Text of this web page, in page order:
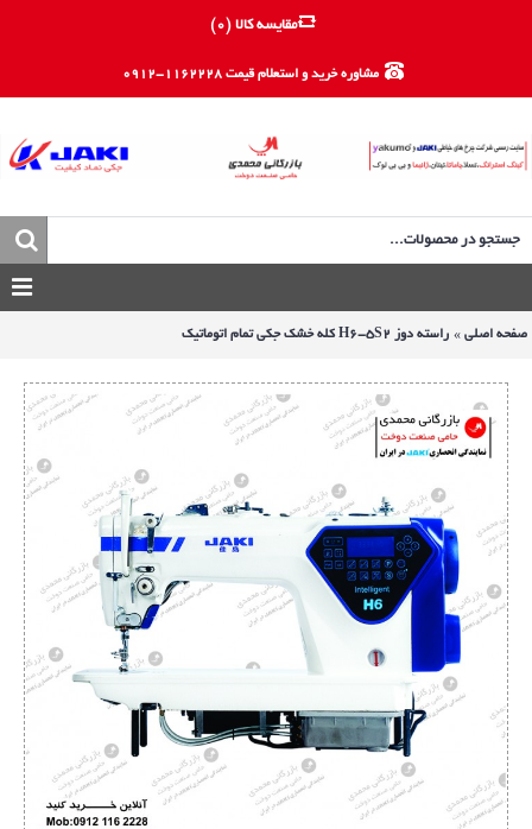
مقایسه کالا (0
)
مشاوره خرید و استعلام قیمت 1162228-0912
صفحه اصلی راسته دوز H6-5S2 کله خشک جکی تمام اتوماتیک